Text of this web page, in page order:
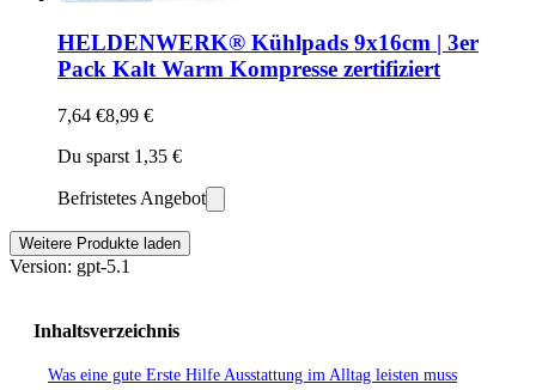
HELDENWERK® Kühlpads 9x16cm | 3er
Pack Kalt Warm Kompresse zertifiziert
7,64 €8,99 €
Du sparst 1,35 €
Befristetes Angebot
Weitere Produkte laden
Version: gpt-5.1
Inhaltsverzeichnis
Was eine gute Erste Hilfe Ausstattung im Alltag leisten muss